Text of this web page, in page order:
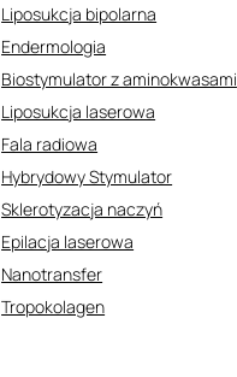
Liposukcja bipolarna
Endermologia
Biostymulator z aminokwasami
Liposukcja laserowa
Fala radiowa
Hybrydowy Stymulator
Sklerotyzacja naczyń
Epilacja laserowa
Nanotransfer
Tropokolagen